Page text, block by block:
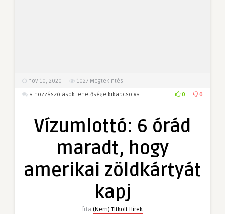
nov 10, 2020 1027 Megtekintés
Vízumlottó:
maradt,
kapj
a hozzászólások lehetősége kikapcsolva 0 0
Vízumlottó: 6 órád
maradt, hogy
amerikai zöldkártyát
kapj
Írta (Nem) Titkolt Hírek